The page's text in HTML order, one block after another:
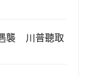
襲 川普聽取